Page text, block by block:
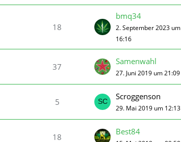
18
bmq34
2. September 2023 um
16:16
37
Samenwahl
27. Juni 2019 um 21:09
5
Scroggenson
29. Mai 2019 um 12:13
18
Best84